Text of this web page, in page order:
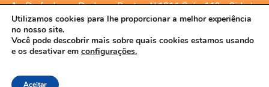
Av. Profa. Laura Pacheco Bastos N:1011 Sala: 112 - Cidade
dos Lagos, Guarapuava - PR, 85053-525
© Todos os direitos reservados
Utilizamos cookies para lhe proporcionar a melhor experiência
no nosso site.
Você pode descobrir mais sobre quais cookies estamos usando
e os desativar em configurações.
Aceitar